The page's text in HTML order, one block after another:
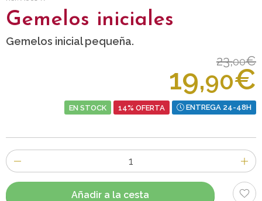
Gemelos iniciales
Gemelos inicial pequeña.
23,00€
19,90€
EN STOCK 14% OFERTA ENTREGA 24-48H
Número
de
artículos
Añadir a la cesta